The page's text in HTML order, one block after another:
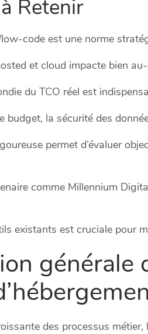
Retenir
code est une norme
et cloud impacte bien
du TCO réel est
budget, la sécurité des
permet d’évaluer
comme Millennium
existants est cruciale pour
générale
des processus